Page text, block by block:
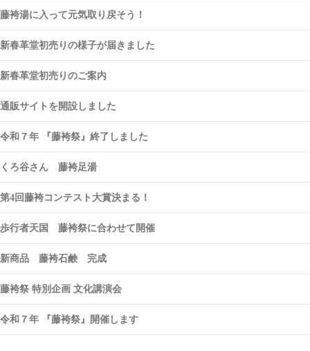
藤袴湯に入って元気取り戻そう！
新春革堂初売りの様子が届きました
新春革堂初売りのご案内
通販サイトを開設しました
令和７年 『藤袴祭』終了しました
くろ谷さん 藤袴足湯
第4回藤袴コンテスト大賞決まる！
歩行者天国 藤袴祭に合わせて開催
新商品 藤袴石鹸 完成
藤袴祭 特別企画 文化講演会
令和７年 『藤袴祭』開催します